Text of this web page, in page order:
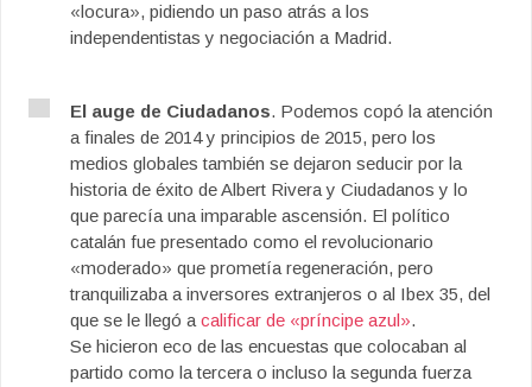
«locura», pidiendo un paso atrás a los
independentistas y negociación a Madrid.
El auge de Ciudadanos. Podemos copó la atención
a finales de 2014 y principios de 2015, pero los
medios globales también se dejaron seducir por la
historia de éxito de Albert Rivera y Ciudadanos y lo
que parecía una imparable ascensión. El político
catalán fue presentado como el revolucionario
«moderado» que prometía regeneración, pero
tranquilizaba a inversores extranjeros o al Ibex 35, del
que se le llegó a calificar de «príncipe azul».
Se hicieron eco de las encuestas que colocaban al
partido como la tercera o incluso la segunda fuerza